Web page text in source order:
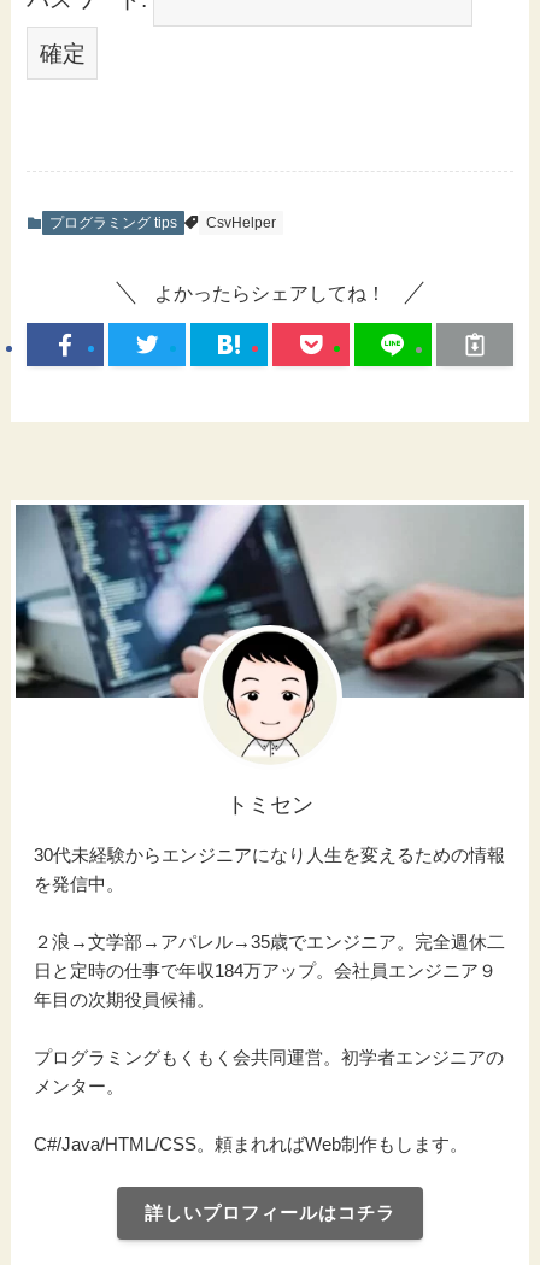
プログラミング tips CsvHelper
よかったらシェアしてね！
トミセン
30代未経験からエンジニアになり人生を変えるための情報
を発信中。
２浪→文学部→アパレル→35歳でエンジニア。完全週休二
日と定時の仕事で年収184万アップ。会社員エンジニア９
年目の次期役員候補。
プログラミングもくもく会共同運営。初学者エンジニアの
メンター。
C#/Java/HTML/CSS。頼まれればWeb制作もします。
詳しいプロフィールはコチラ